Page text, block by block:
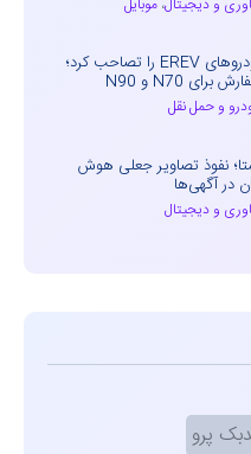
شیائومی بازار خودروهای EREV را تصاحب کرد؛
و حمل نقل
نفوذ تصاویر جعلی هوش
در آگهی‌ها
و دیجیتال
پرو